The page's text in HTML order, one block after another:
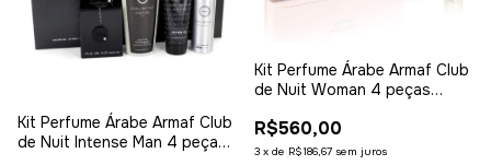
Kit Perfume Árabe Armaf Club
de Nuit Intense Man 4 peças
Kit Perfume Árabe Armaf Club
de Nuit Woman 4 peças
Feminino
R$560,00
3 x de R$186,67 sem juros